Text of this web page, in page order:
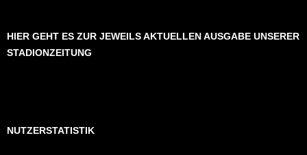
HIER GEHT ES ZUR JEWEILS AKTUELLEN AUSGABE UNSERER
STADIONZEITUNG
NUTZERSTATISTIK